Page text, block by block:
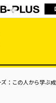
ズ：この人から学ぶ